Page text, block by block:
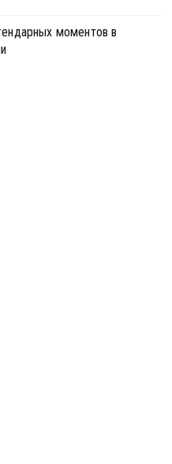
моментов в